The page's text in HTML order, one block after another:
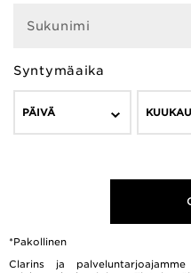
Sukunimi
Syntymäaika
PÄIVÄ
*Pakollinen
Clarins ja